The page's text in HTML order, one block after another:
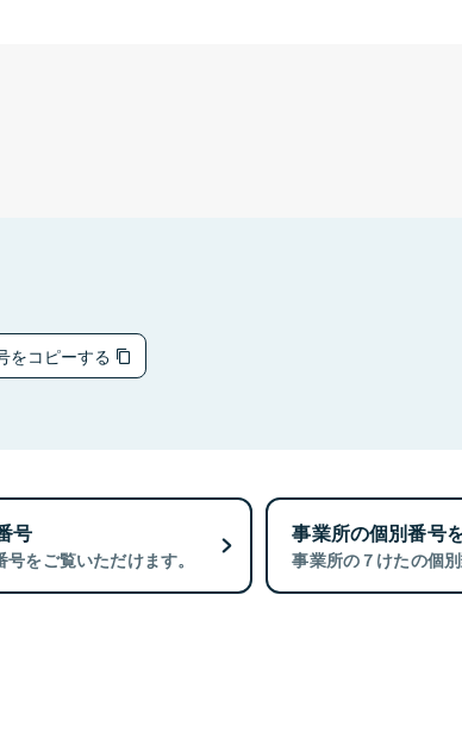
をコピーする
号
をご覧いただけます。
事業所の個別番号
事業所の７けたの個